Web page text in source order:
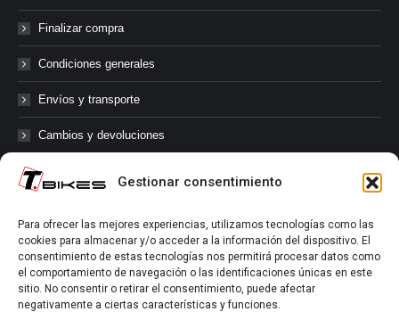
Gestionar consentimiento
Para ofrecer las mejores experiencias, utilizamos tecnologías como las
cookies para almacenar y/o acceder a la información del dispositivo. El
consentimiento de estas tecnologías nos permitirá procesar datos como
el comportamiento de navegación o las identificaciones únicas en este
sitio. No consentir o retirar el consentimiento, puede afectar
negativamente a ciertas características y funciones.
Finalizar compra
Condiciones generales
Envíos y transporte
Cambios y devoluciones
@tbikes.cat #tbikes
Síguenos en las redes sociales de Tbikes, mantente informado de
nuestras novedades, productos, salidas en grupo, ofertas, sorteos ...
y muchos más!